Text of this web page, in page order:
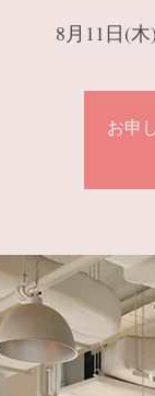
8月11日(木)
お申